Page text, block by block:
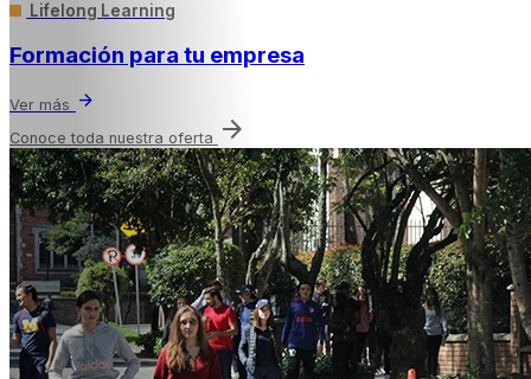
Lifelong Learning
Formación para tu empresa
Ver más arrow_forward
Conoce toda nuestra oferta arrow_forward